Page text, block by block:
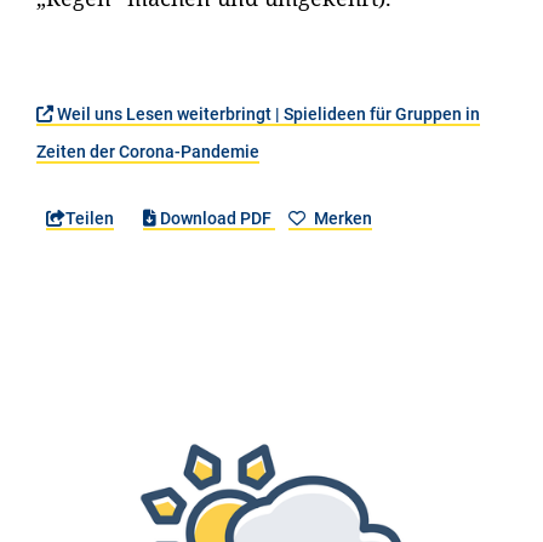
Weil uns Lesen weiterbringt | Spielideen für Gruppen in
Zeiten der Corona-Pandemie
Teilen Download PDF Merken